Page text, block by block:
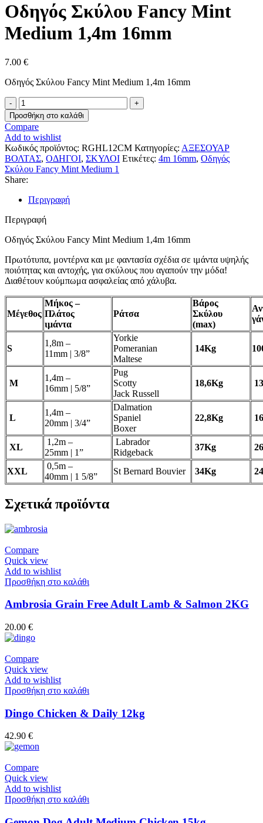
Οδηγός Σκύλου Fancy Mint
Medium 1,4m 16mm
7.00 €
Οδηγός Σκύλου Fancy Mint Medium 1,4m 16mm
Οδηγός
Σκύλου
Fancy
Mint
Medium
1,4m
16mm
ποσότητα
Προσθήκη στο καλάθι
Compare
Add to wishlist
Κωδικός προϊόντος: RGHL12CM Κατηγορίες: ΑΞΕΣΟΥΑΡ
ΒΟΛΤΑΣ, ΟΔΗΓΟΙ, ΣΚΥΛΟΙ Ετικέτες: 4m 16mm, Οδηγός
Σκύλου Fancy Mint Medium 1
Share:
Περιγραφή
Περιγραφή
Οδηγός Σκύλου Fancy Mint Medium 1,4m 16mm
Πρωτότυπα, μοντέρνα και με φαντασία σχέδια σε ιμάντα υψηλής
ποιότητας και αντοχής, για σκύλους που αγαπούν την μόδα!
Διαθέτουν κούμπωμα ασφαλείας από χάλυβα.
Μέγεθος
Μήκος –
Πλάτος
ιμάντα
Ράτσα
Βάρος
Σκύλου
(max)
S
1,8m –
11mm | 3/8”
Yorkie
Pomeranian
Maltese
14Kg
M
1,4m –
16mm | 5/8”
Pug
Scotty
Jack Russell
18,6Kg
L
1,4m –
20mm | 3/4”
Dalmation
Spaniel
Boxer
22,8Kg
XL
1,2m –
25mm | 1”
Labrador
Ridgeback
37Kg
XXL
0,5m –
40mm | 1 5/8”
St Bernard Bouvier 34Kg
Σχετικά προϊόντα
Compare
Quick view
Add to wishlist
Προσθήκη στο καλάθι
Ambrosia Grain Free Adult Lamb & Salmon 2KG
20.00 €
Compare
Quick view
Add to wishlist
Προσθήκη στο καλάθι
Dingo Chicken & Daily 12kg
42.90 €
Compare
Quick view
Add to wishlist
Προσθήκη στο καλάθι